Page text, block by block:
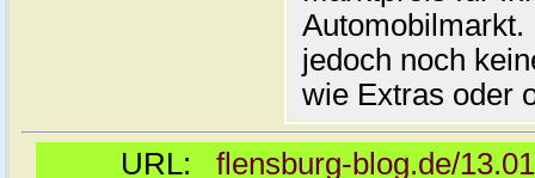
jedoch noch
wie Extras oder
URL: flensburg-blog.de/